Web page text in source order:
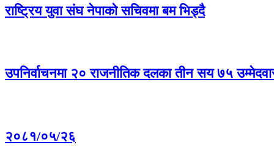
राष्ट्रिय युवा संघ नेपाको सचिवमा बम भिड्दै
उपनिर्वाचनमा २० राजनीतिक दलका तीन सय ७५ उम्मेदवार
२०८१/०५/२६